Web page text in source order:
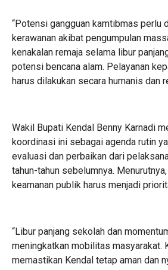
“Potensi gangguan kamtibmas perlu
kerawanan akibat pengumpulan
kenakalan remaja selama libur
potensi bencana alam. Pelayanan
harus dilakukan secara humanis dan
Wakil Bupati Kendal Benny Karnadi
koordinasi ini sebagai agenda rutin
evaluasi dan perbaikan dari
tahun-tahun sebelumnya.
keamanan publik harus menjadi
“Libur panjang sekolah dan
meningkatkan mobilitas masyarakat.
memastikan Kendal tetap aman dan